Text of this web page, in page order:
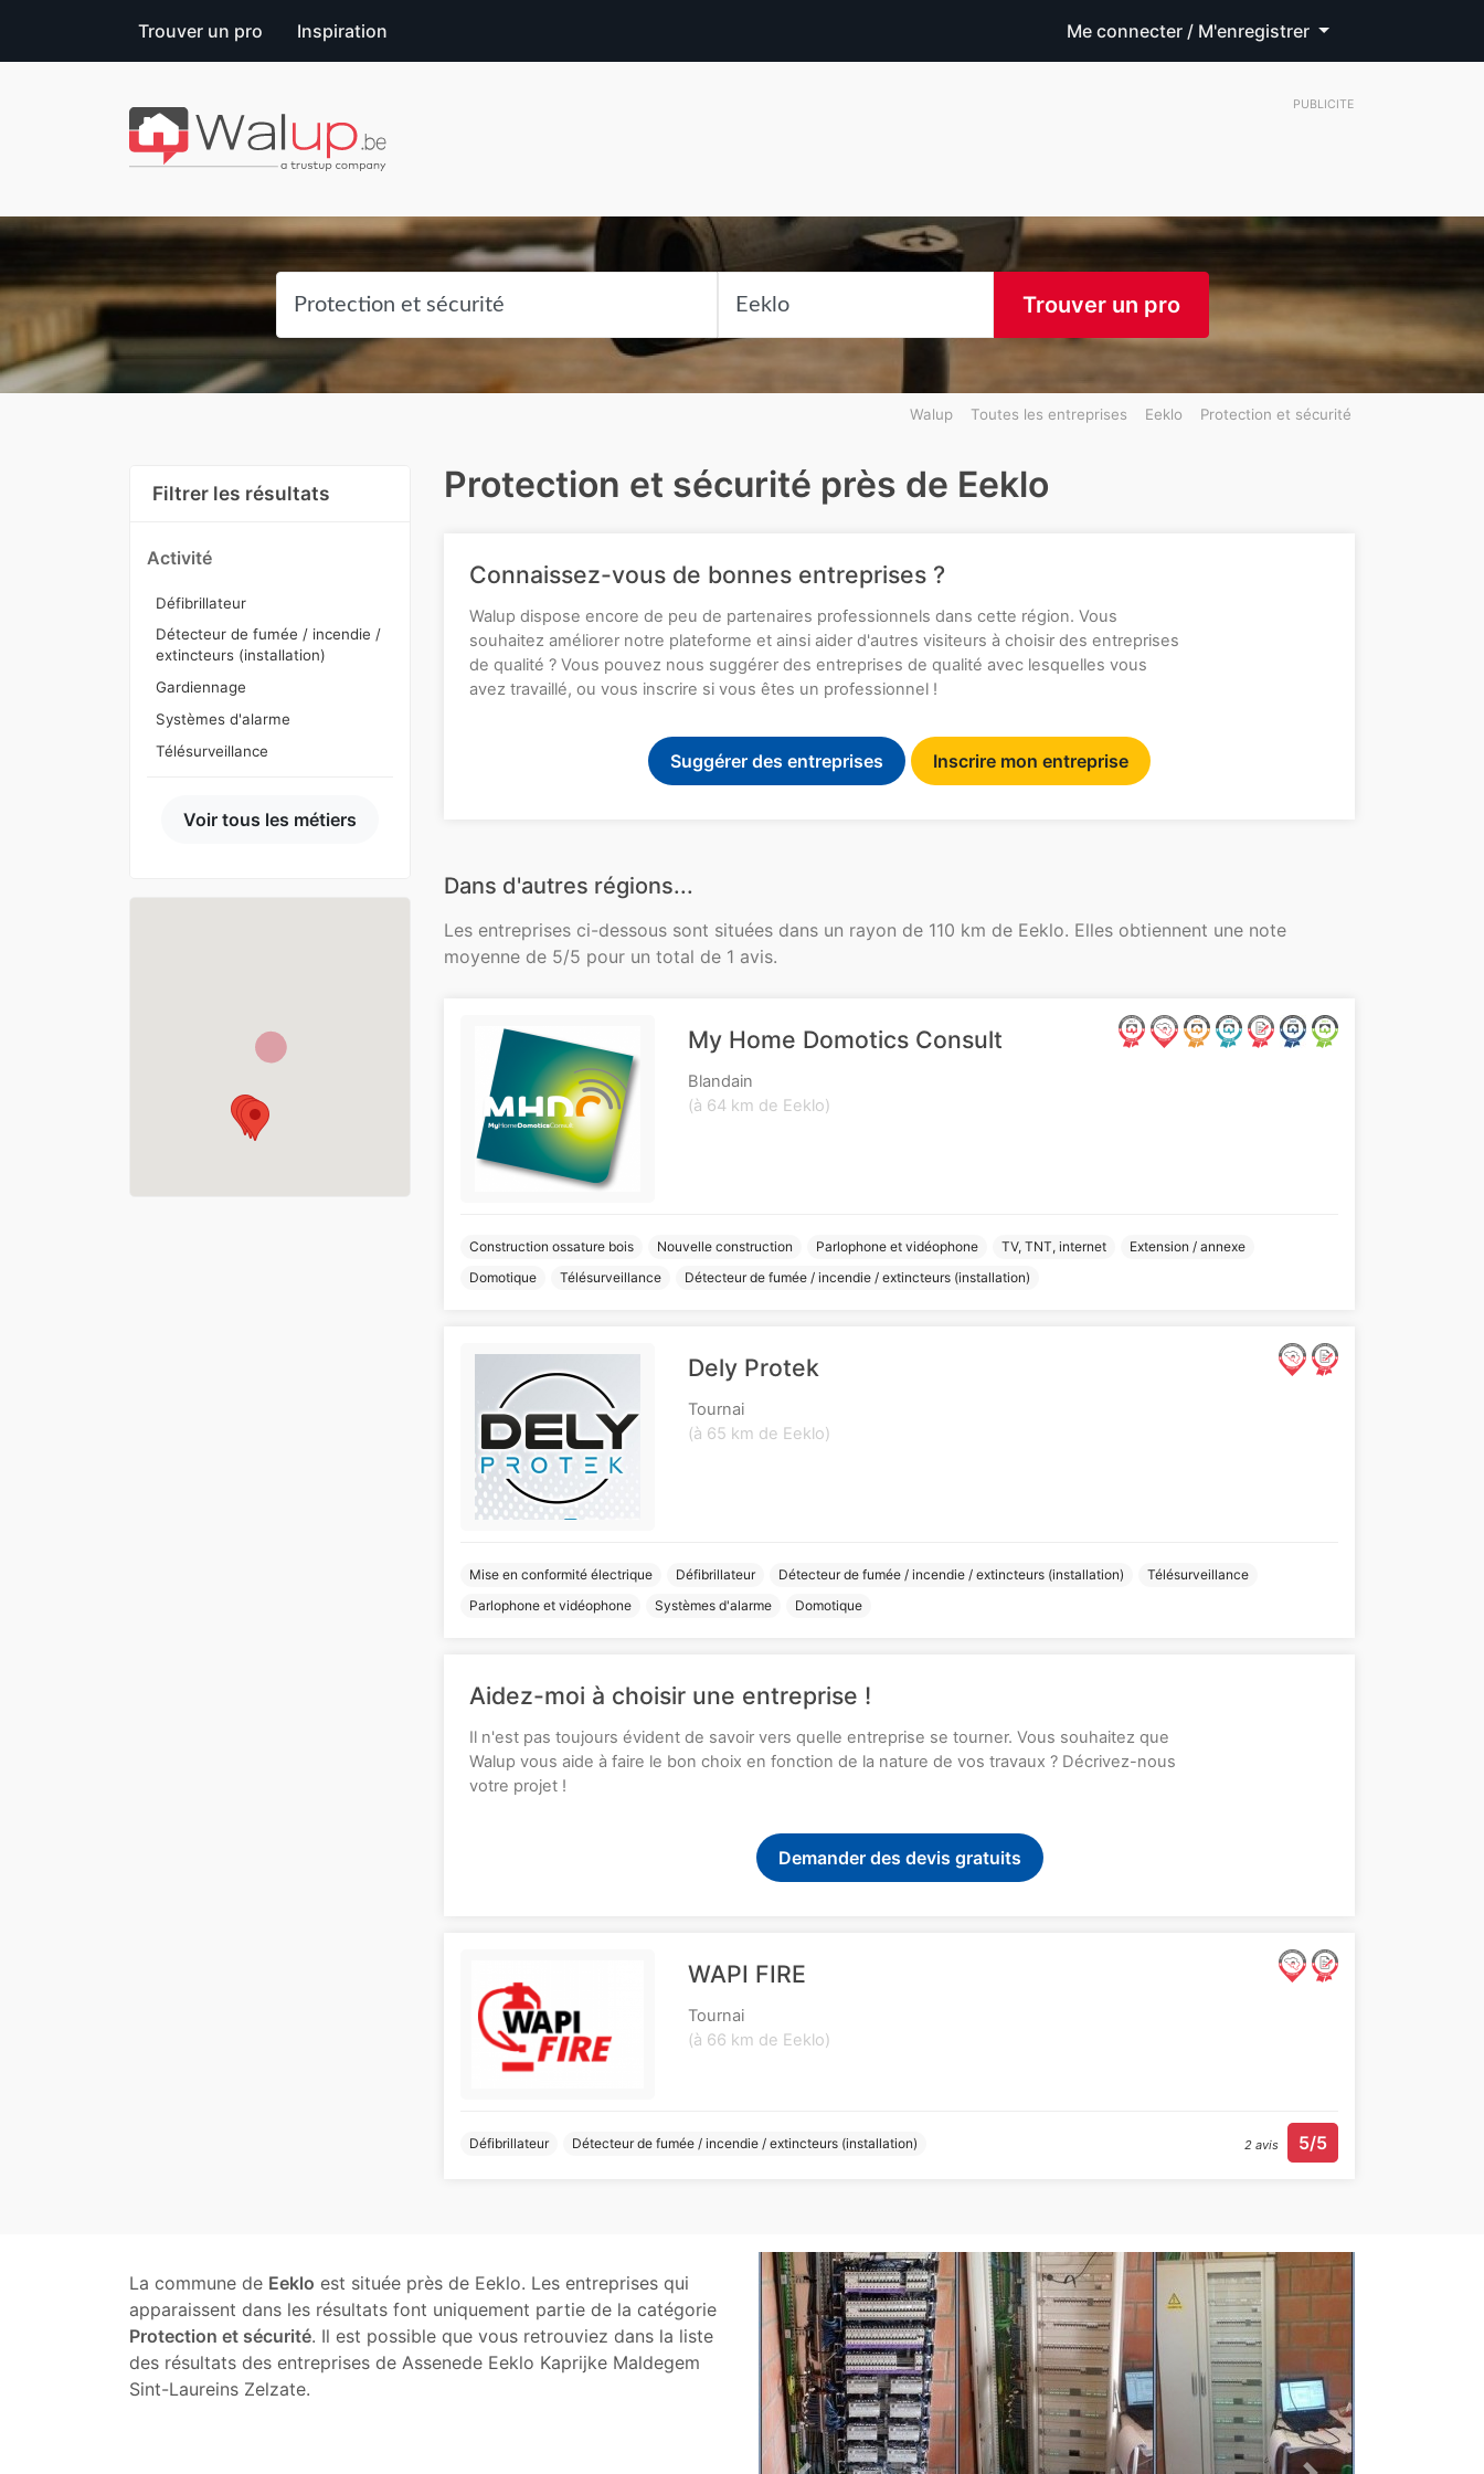
Trouver un pro Inspiration Me connecter / M'enregistrer
PUBLICITE
Trouver un pro
Walup Toutes les entreprises Eeklo Protection et sécurité
Filtrer les résultats
Activité
Défibrillateur
Détecteur de fumée / incendie /
extincteurs (installation)
Gardiennage
Systèmes d'alarme
Télésurveillance
Voir tous les métiers
Protection et sécurité près de Eeklo
Connaissez-vous de bonnes entreprises ?
Walup dispose encore de peu de partenaires professionnels dans cette région. Vous
souhaitez améliorer notre plateforme et ainsi aider d'autres visiteurs à choisir des entreprises
de qualité ? Vous pouvez nous suggérer des entreprises de qualité avec lesquelles vous
avez travaillé, ou vous inscrire si vous êtes un professionnel !
Suggérer des entreprises Inscrire mon entreprise
Dans d'autres régions...
Les entreprises ci-dessous sont situées dans un rayon de 110 km de Eeklo. Elles obtiennent une note
moyenne de 5/5 pour un total de 1 avis.
My Home Domotics Consult
Blandain
(à 64 km de Eeklo)
Construction ossature bois Nouvelle construction Parlophone et vidéophone TV, TNT, internet
Extension / annexe
Domotique
Télésurveillance Détecteur de fumée / incendie / extincteurs (installation)
Dely Protek
Tournai
(à 65 km de Eeklo)
Mise en conformité électrique Défibrillateur Détecteur de fumée / incendie / extincteurs (installation)
Télésurveillance
Parlophone et vidéophone
Systèmes d'alarme Domotique
Aidez-moi à choisir une entreprise !
Il n'est pas toujours évident de savoir vers quelle entreprise se tourner. Vous souhaitez que
Walup vous aide à faire le bon choix en fonction de la nature de vos travaux ? Décrivez-nous
votre projet !
Demander des devis gratuits
WAPI FIRE
Tournai
(à 66 km de Eeklo)
2 avis 5/5
Défibrillateur Détecteur de fumée / incendie / extincteurs (installation)
La commune de Eeklo est située près de Eeklo. Les entreprises qui
apparaissent dans les résultats font uniquement partie de la catégorie
Protection et sécurité. Il est possible que vous retrouviez dans la liste
des résultats des entreprises de Assenede Eeklo Kaprijke Maldegem
Sint-Laureins Zelzate.